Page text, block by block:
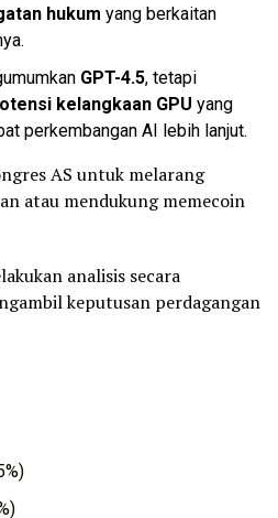
hukum yang berkaitan
GPT-4.5, tetapi
kelangkaan GPU yang
perkembangan AI lebih lanjut.
AS untuk melarang
atau mendukung memecoin
analisis secara
keputusan perdagangan